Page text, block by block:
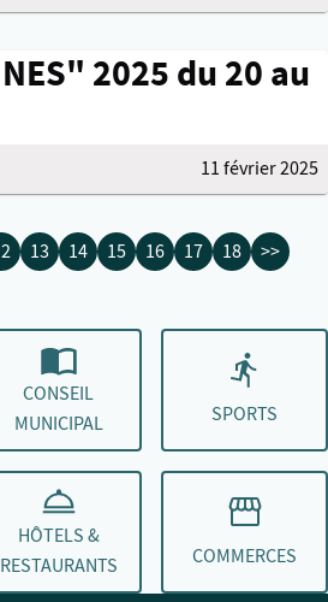
2025 du 20 au
11 février 2025
13 14 15 16 17 18 >>
CONSEIL
MUNICIPAL
SPORTS
HÔTELS &
RESTAURANTS
COMMERCES